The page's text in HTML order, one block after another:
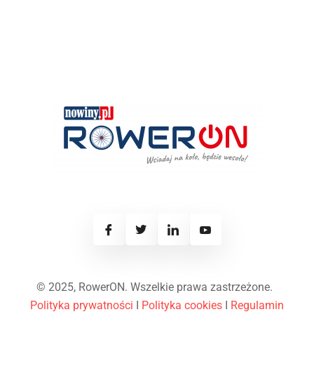
© 2025, RowerON. Wszelkie prawa zastrzeżone.
Polityka prywatności I Polityka cookies I Regulamin